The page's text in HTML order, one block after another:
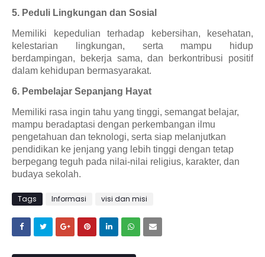
5. Peduli Lingkungan dan Sosial
Memiliki kepedulian terhadap kebersihan, kesehatan,
kelestarian lingkungan, serta mampu hidup
berdampingan, bekerja sama, dan berkontribusi positif
dalam kehidupan bermasyarakat.
6. Pembelajar Sepanjang Hayat
Memiliki rasa ingin tahu yang tinggi, semangat belajar,
mampu beradaptasi dengan perkembangan ilmu
pengetahuan dan teknologi, serta siap melanjutkan
pendidikan ke jenjang yang lebih tinggi dengan tetap
berpegang teguh pada nilai-nilai religius, karakter, dan
budaya sekolah.
Tags Informasi visi dan misi